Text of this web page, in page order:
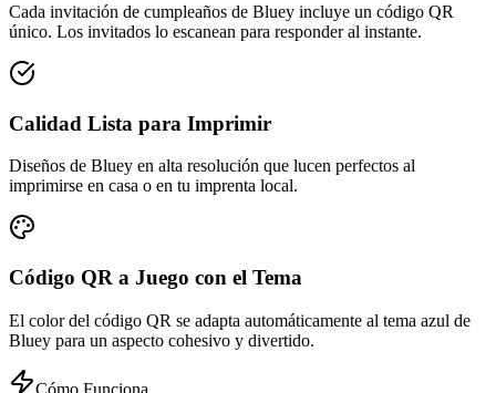
Cada invitación de cumpleaños de Bluey incluye un código QR
único. Los invitados lo escanean para responder al instante.
Calidad Lista para Imprimir
Diseños de Bluey en alta resolución que lucen perfectos al
imprimirse en casa o en tu imprenta local.
Código QR a Juego con el Tema
El color del código QR se adapta automáticamente al tema azul de
Bluey para un aspecto cohesivo y divertido.
Cómo Funciona